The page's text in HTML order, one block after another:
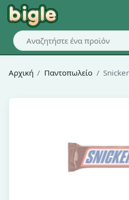
Αρχική Παντοπωλείο